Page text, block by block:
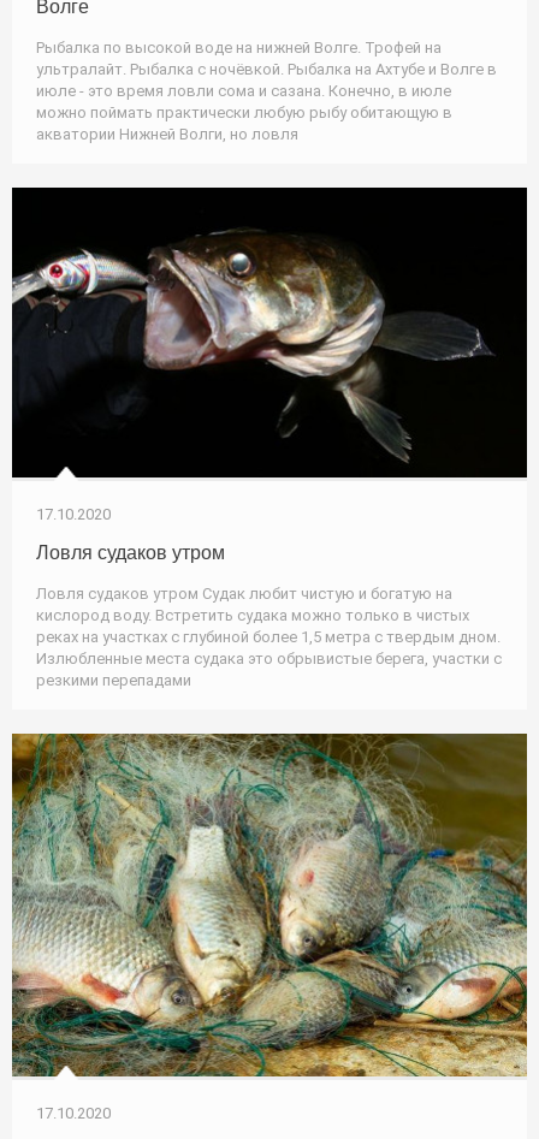
Волге
Рыбалка по высокой воде на нижней Волге. Трофей на
ультралайт. Рыбалка с ночёвкой. Рыбалка на Ахтубе и Волге в
июле - это время ловли сома и сазана. Конечно, в июле
можно поймать практически любую рыбу обитающую в
акватории Нижней Волги, но ловля
17.10.2020
Ловля судаков утром
Ловля судаков утром Судак любит чистую и богатую на
кислород воду. Встретить судака можно только в чистых
реках на участках с глубиной более 1,5 метра с твердым дном.
Излюбленные места судака это обрывистые берега, участки с
резкими перепадами
17.10.2020